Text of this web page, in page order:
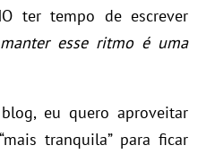
ter tempo de escrever
esse ritmo é uma
eu quero aproveitar
tranquila” para ficar